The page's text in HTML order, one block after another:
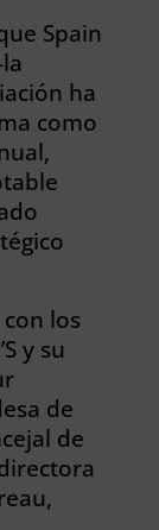
Spain
ha
como
los
y su
de
de